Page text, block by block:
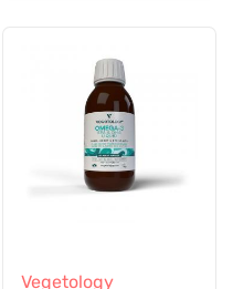
Vegetology